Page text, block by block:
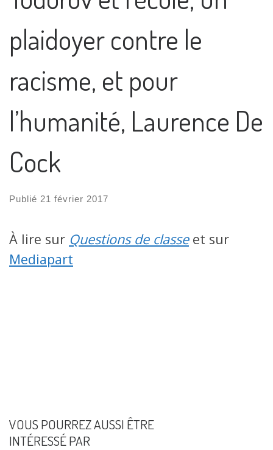
plaidoyer contre le
racisme, et pour
l’humanité, Laurence De
Cock
Publié 21 février 2017
À lire sur Questions de classeet sur
Mediapart
VOUS POURREZ AUSSI ÊTRE
INTÉRESSÉ PAR